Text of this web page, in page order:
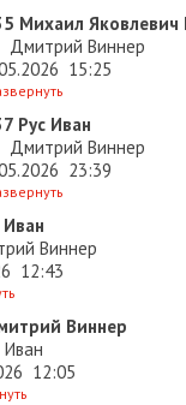
Михаил Яковлевич
Дмитрий Виннер
15:25
Рус Иван
Дмитрий Виннер
23:39
Иван
Виннер
12:43
Виннер
Иван
12:05